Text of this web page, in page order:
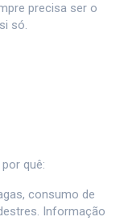
precisa ser o
só.
quê:
consumo de
Informação